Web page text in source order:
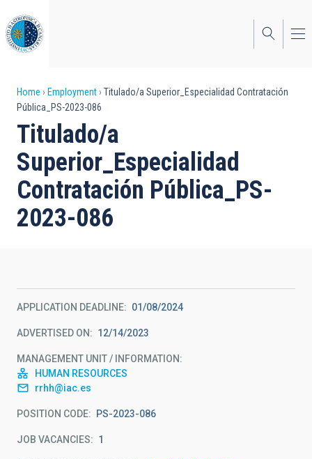
to
main
content
Breadcrumb
Home Employment
Titulado/a Superior_Especialidad Contratación
Pública_PS-2023-086
Titulado/a
Superior_Especialidad
Contratación Pública_PS-
2023-086
APPLICATION DEADLINE 01/08/2024
ADVERTISED ON 12/14/2023
MANAGEMENT UNIT / INFORMATION
HUMAN RESOURCES
rrhh@iac.es
POSITION CODE PS-2023-086
JOB VACANCIES 1